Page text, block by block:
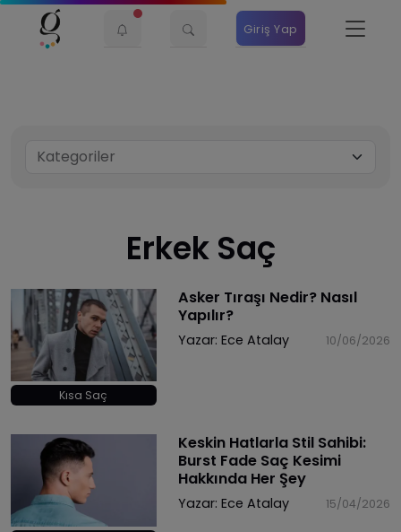
Giriş Yap
Erkek Saç
Kısa Saç
Asker Tıraşı Nedir? Nasıl
Yapılır?
Yazar: Ece Atalay 10/06/2026
Keskin Hatlarla Stil Sahibi:
Burst Fade Saç Kesimi
Hakkında Her Şey
Yazar: Ece Atalay 15/04/2026